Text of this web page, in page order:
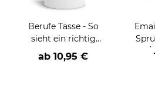
Berufe Tasse - So
sieht ein richtig
cooler -BERUF- aus
ab 10,95 €